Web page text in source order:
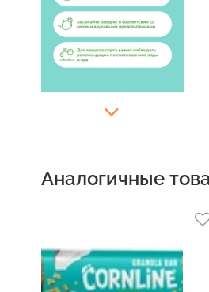
Аналогичные